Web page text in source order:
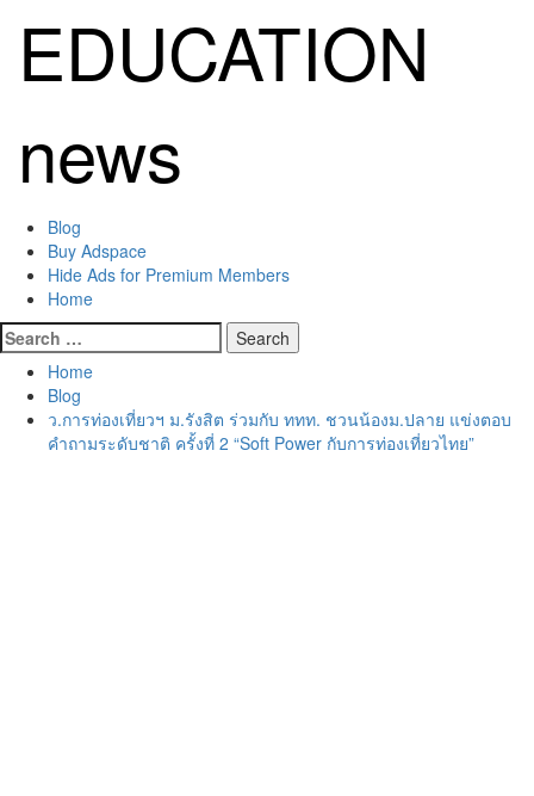
content
EDUCATION
news
Primary
Menu
Blog
Buy Adspace
Hide Ads for Premium Members
Home
Search
for:
Home
Blog
ว.การท่องเที่ยวฯ ม.รังสิต ร่วมกับ ททท. ชวนน้องม.ปลาย แข่งตอบ
คำถามระดับชาติ ครั้งที่ 2 “Soft Power กับการท่องเที่ยวไทย”